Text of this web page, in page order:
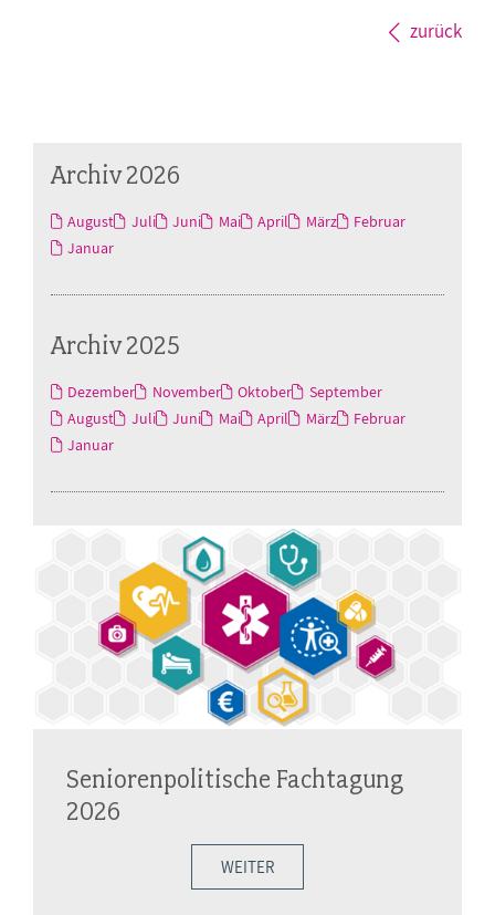
zurück
Archiv 2026
August Juli Juni Mai April März
Februar
Januar
Archiv 2025
Dezember November Oktober
September
August
Juli Juni Mai April März
Februar
Januar
Seniorenpolitische Fachtagung
2026
WEITER